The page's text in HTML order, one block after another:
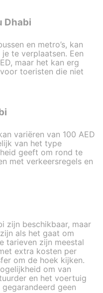
Dhabi
en metro’s, kan
te verplaatsen. Een
maar het kan erg
toeristen die niet
variëren van 100 AED
van het type
geeft om rond te
met verkeersregels en
zijn beschikbaar, maar
als het gaat om
tarieven zijn meestal
extra kosten per
om de hoek kijken.
om van
en het voertuig
geen